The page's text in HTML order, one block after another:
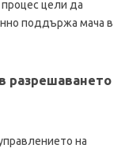
цели да
поддържа мача в
разрешаването
на